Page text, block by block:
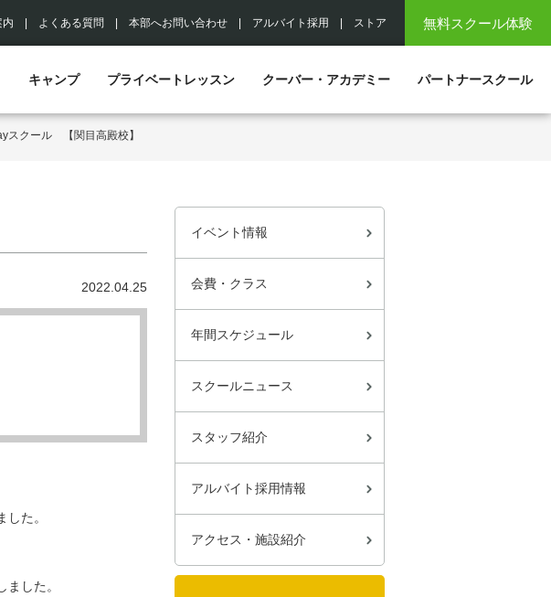
無料スクール体験
内 よくある質問 本部へお問い合わせ アルバイト採用 ストア
キャンプ プライベートレッスン クーバー・アカデミー パートナースクール
スクール 【関目高殿校】
2022.04.25
た。
した。
イベント情報
会費・クラス
年間スケジュール
スクールニュース
スタッフ紹介
アルバイト採用情報
アクセス・施設紹介